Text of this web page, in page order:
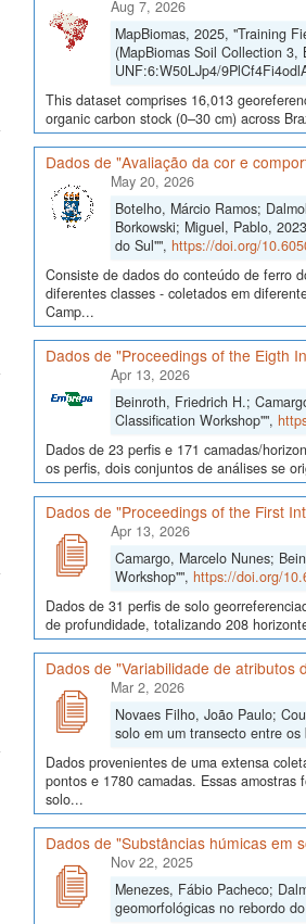
Aug 7, 2026
MapBiomas, 2025, "Training
(MapBiomas Soil Collection 3,
UNF:6:W50LJp4/
This dataset comprises 16,013
organic carbon stock (0–30 cm) across
Dados de "Avaliação da cor e
May 20, 2026
Botelho, Márcio Ramos;
Borkowski; Miguel, Pablo,
do Sul"", https://doi.org/
Consiste de dados do conteúdo de ferro
diferentes classes - coletados em
Camp...
Dados de "Proceedings of the Eigth
Apr 13, 2026
Beinroth, Friedrich H.;
Classification Workshop"",
Dados de 23 perfis e 171 camadas/
os perfis, dois conjuntos de análises se
Dados de "Proceedings of the First
Apr 13, 2026
Camargo, Marcelo Nunes;
Workshop"", https://doi.org/
Dados de 31 perfis de solo
de profundidade, totalizando 208
Dados de "Variabilidade de
Mar 2, 2026
Novaes Filho, João Paulo;
solo em um transecto entre
Dados provenientes de uma extensa
pontos e 1780 camadas. Essas
solo...
Dados de "Substâncias húmicas em
Nov 22, 2025
Menezes, Fábio Pacheco;
geomorfológicas no rebordo